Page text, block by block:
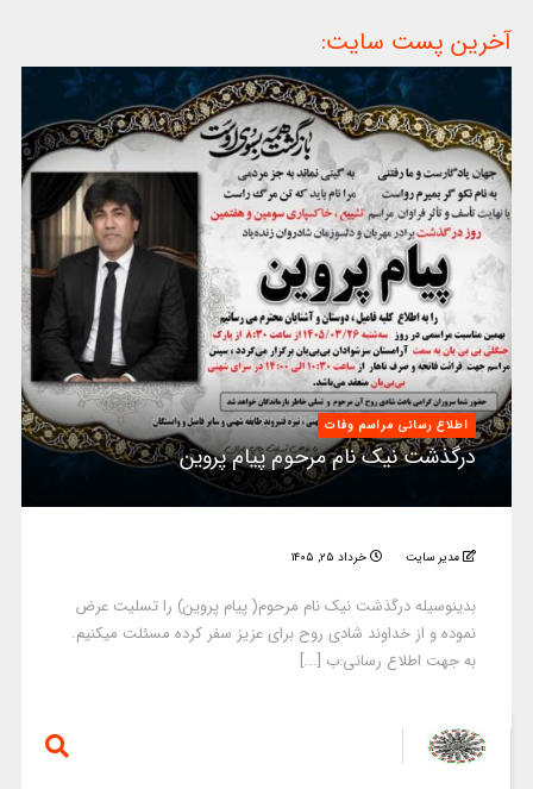
آخرین پست سایت:
اطلاع رسانی مراسم وفات
درگذشت نیک نام مرحوم پیام پروین
مدیر سایت خرداد ۲۵, ۱۴۰۵
بدینوسیله درگذشت نیک نام مرحوم( پیام پروین) را تسلیت عرض
نموده و از خداوند شادی روح برای عزیز سفر کرده مسئلت میکنیم.
به جهت اطلاع رسانی:ب [...]